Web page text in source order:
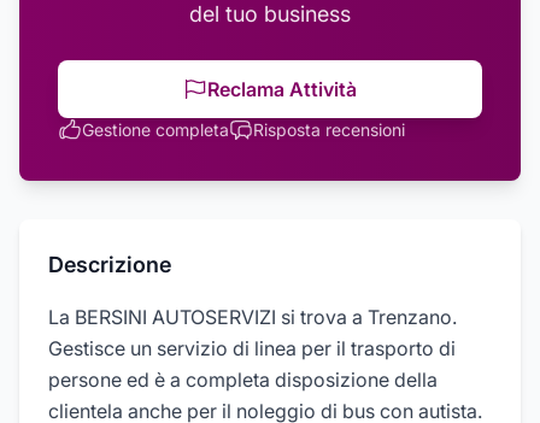
del tuo business
Reclama Attività
Gestione completa Risposta recensioni
Descrizione
La BERSINI AUTOSERVIZI si trova a Trenzano.
Gestisce un servizio di linea per il trasporto di
persone ed è a completa disposizione della
clientela anche per il noleggio di bus con autista.